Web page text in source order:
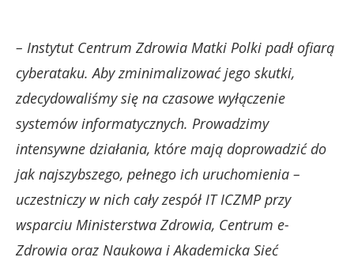
– Instytut Centrum Zdrowia Matki Polki padł ofiarą
cyberataku. Aby zminimalizować jego skutki,
zdecydowaliśmy się na czasowe wyłączenie
systemów informatycznych. Prowadzimy
intensywne działania, które mają doprowadzić do
jak najszybszego, pełnego ich uruchomienia –
uczestniczy w nich cały zespół IT ICZMP przy
wsparciu Ministerstwa Zdrowia, Centrum e-
Zdrowia oraz Naukowa i Akademicka Sieć